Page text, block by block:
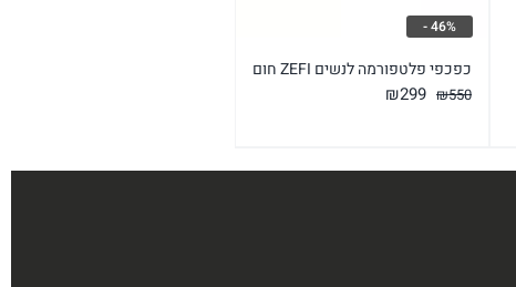
כפכפי פלטפורמה לנשים ZEFI חום
₪550
המחיר
₪299
46% -